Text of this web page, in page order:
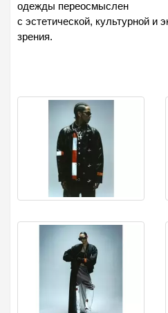
одежды переосмыслен
с эстетической, культурной и
зрения.